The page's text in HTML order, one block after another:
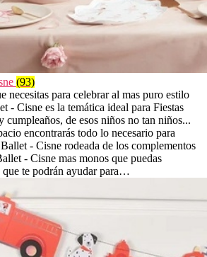
(93)
necesitas para celebrar al mas puro estilo
- Cisne es la temática ideal para Fiestas
cumpleaños, de esos niños no tan niños...
encontrarás todo lo necesario para
- Cisne rodeada de los complementos
- Cisne mas monos que puedas
te podrán ayudar para…